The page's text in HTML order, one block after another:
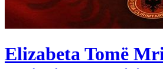
Elizabeta Tomë